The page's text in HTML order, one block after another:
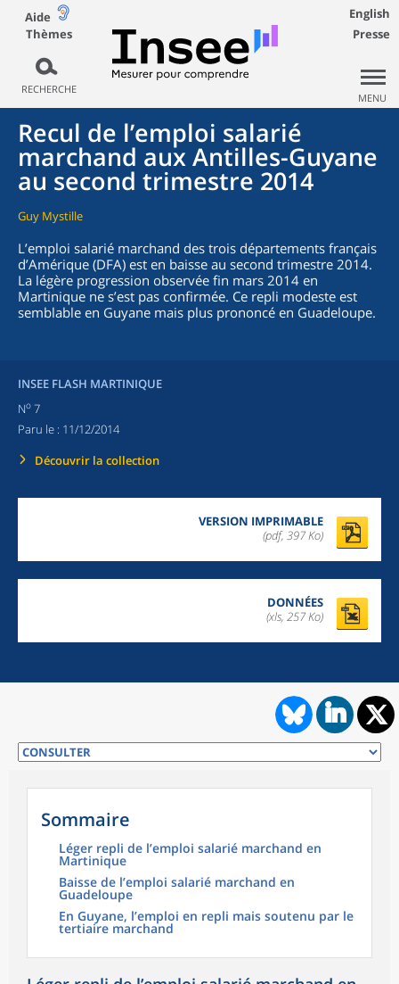
Aide
Thèmes
RECHERCHE
English
Presse
MENU
Recul de l’emploi salarié
marchand aux Antilles-Guyane
au second trimestre 2014
Guy Mystille
L’emploi salarié marchand des trois départements français
d’Amérique (DFA) est en baisse au second trimestre 2014.
La légère progression observée fin mars 2014 en
Martinique ne s’est pas confirmée. Ce repli modeste est
semblable en Guyane mais plus prononcé en Guadeloupe.
INSEE FLASH MARTINIQUE
No 7
Paru le : 11/12/2014
Découvrir la collection
VERSION IMPRIMABLE
(pdf, 397 Ko)
DONNÉES
(xls, 257 Ko)
Sommaire
Léger repli de l’emploi salarié marchand en
Martinique
Baisse de l’emploi salarié marchand en
Guadeloupe
En Guyane, l’emploi en repli mais soutenu par le
tertiaire marchand